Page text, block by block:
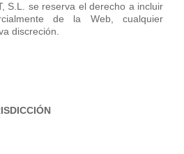
S.L. se reserva el derecho a incluir
de la Web, cualquier
discreción.